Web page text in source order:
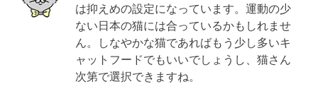
は抑えめの設定になっています。運動の少
ない日本の猫には合っているかもしれませ
ん。しなやかな猫であればもう少し多いキ
ャットフードでもいいでしょうし、猫さん
次第で選択できますね。